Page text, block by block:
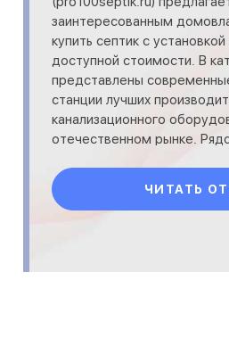
заинтересованным
купить септик с
доступной стоимости. В
представлены
станции лучших
канализационного
отечественном рынке.
указана и стоимость монтаж
ЧИТАТЬ